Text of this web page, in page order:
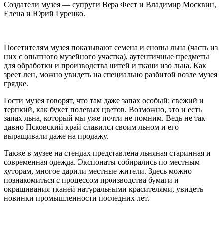
Создатели музея — супруги Вера Фест и Владимир Москвин,
Елена и Юрий Гуренко.
Посетителям музея показывают семена и снопы льна (часть из
них с опытного музейного участка), аутентичные предметы
для обработки и производства нитей и ткани изо льна. Как
зреет лен, можно увидеть на специально разбитой возле музея
грядке.
Гости музея говорят, что там даже запах особый: свежий и
терпкий, как букет полевых цветов. Возможно, это и есть
запах льна, который мы уже почти не помним. Ведь не так
давно Псковский край славился своим льном и его
выращивали даже на продажу.
Также в музее на стендах представлена льняная старинная и
современная одежда. Экспонаты собирались по местным
хуторам, многое дарили местные жители. Здесь можно
познакомиться с процессом производства бумаги и
окрашивания тканей натуральными красителями, увидеть
новинки промышленности последних лет.